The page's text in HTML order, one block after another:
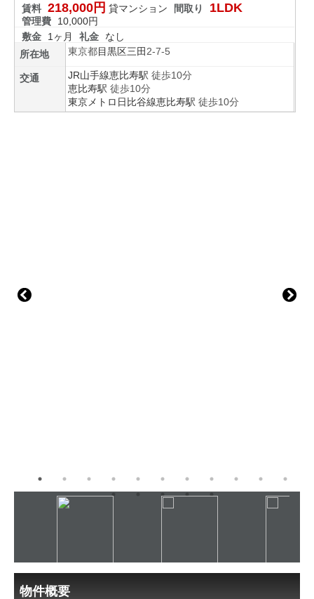
賃料 218,000円 貸マンション 間取り 1LDK
管理費
10,000円
敷金
1ヶ月 礼金
なし
所在地
東京都目黒区三田 2-7-5
交通 JR山手線恵比寿駅 徒歩10分
恵比寿駅 徒歩10分
東京メトロ日比谷線恵比寿駅 徒歩10分
物件概要